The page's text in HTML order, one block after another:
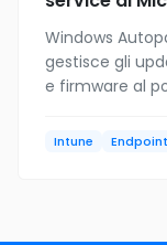
Windows
gestisce gli
e firmware al
2026.
Intune Endpoint